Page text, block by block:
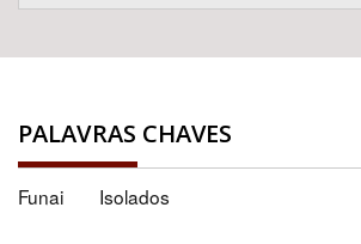
PALAVRAS CHAVES
Funai Isolados